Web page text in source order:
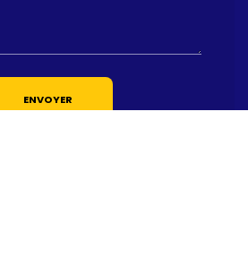
ENVOYER